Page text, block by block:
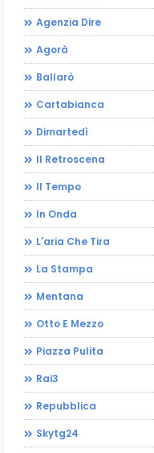
Agenzia Dire
Agorà
Ballarò
Cartabianca
Dimartedì
Il Retroscena
Il Tempo
In Onda
L'aria Che Tira
La Stampa
Mentana
Otto E Mezzo
Piazza Pulita
Rai3
Repubblica
Skytg24